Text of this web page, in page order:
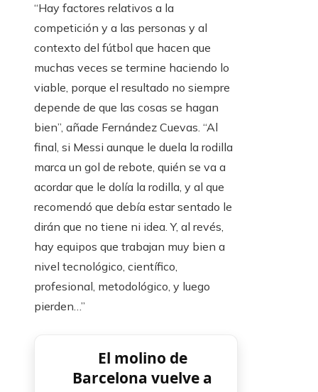
“Hay factores relativos a la
competición y a las personas y al
contexto del fútbol que hacen que
muchas veces se termine haciendo lo
viable, porque el resultado no siempre
depende de que las cosas se hagan
bien”, añade Fernández Cuevas. “Al
final, si Messi aunque le duela la rodilla
marca un gol de rebote, quién se va a
acordar que le dolía la rodilla, y al que
recomendó que debía estar sentado le
dirán que no tiene ni idea. Y, al revés,
hay equipos que trabajan muy bien a
nivel tecnológico, científico,
profesional, metodológico, y luego
pierden…”
El molino de
Barcelona vuelve a